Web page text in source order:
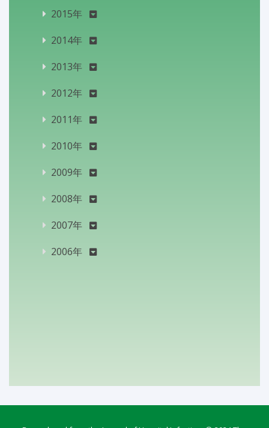
2015年
2014年
2013年
2012年
2011年
2010年
2009年
2008年
2007年
2006年